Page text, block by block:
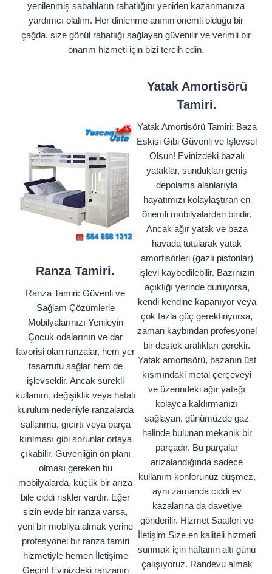
yenilenmiş sabahların rahatlığını yeniden kazanmanıza
yardımcı olalım. Her dinlenme anının önemli olduğu bir
çağda, size gönül rahatlığı sağlayan güvenilir ve verimli bir
onarım hizmeti için bizi tercih edin.
Ranza Tamiri.
Ranza Tamiri: Güvenli ve
Sağlam Çözümlerle
Mobilyalarınızı Yenileyin
Çocuk odalarının ve dar
favorisi olan ranzalar, hem yer
tasarrufu sağlar hem de
işlevseldir. Ancak sürekli
kullanım, değişiklik veya hatalı
kurulum nedeniyle ranzalarda
sallanma, gıcırtı veya parça
kırılması gibi sorunlar ortaya
çıkabilir. Güvenliğin ön planı
olması gereken bu
mobilyalarda, küçük bir arıza
bile ciddi riskler vardır. Eğer
sizin evde bir ranza varsa,
yeni bir mobilya almak yerine
profesyonel bir ranza tamiri
hizmetiyle hemen İletişime
Geçin! Evinizdeki ranzanın
Yatak Amortisörü
Tamiri.
Yatak Amortisörü Tamiri: Baza
Eskisi Gibi Güvenli ve İşlevsel
Olsun! Evinizdeki bazalı
yataklar, sundukları geniş
depolama alanlarıyla
hayatımızı kolaylaştıran en
önemli mobilyalardan biridir.
Ancak ağır yatak ve baza
havada tutularak yatak
amortisörleri (gazlı pistonlar)
işlevi kaybedilebilir. Bazınızın
açıklığı yerinde duruyorsa,
kendi kendine kapanıyor veya
çok fazla güç gerektiriyorsa,
zaman kaybından profesyonel
bir destek aralıkları gerekir.
Yatak amortisörü, bazanın üst
kısmındaki metal çerçeveyi
ve üzerindeki ağır yatağı
kolayca kaldırmanızı
sağlayan, günümüzde gaz
halinde bulunan mekanik bir
parçadır. Bu parçalar
arızalandığında sadece
kullanım konforunuz düşmez,
aynı zamanda ciddi ev
kazalarına da davetiye
gönderilir. Hizmet Saatleri ve
İletişim Size en kaliteli hizmeti
sunmak için haftanın altı günü
çalışıyoruz. Randevu almak